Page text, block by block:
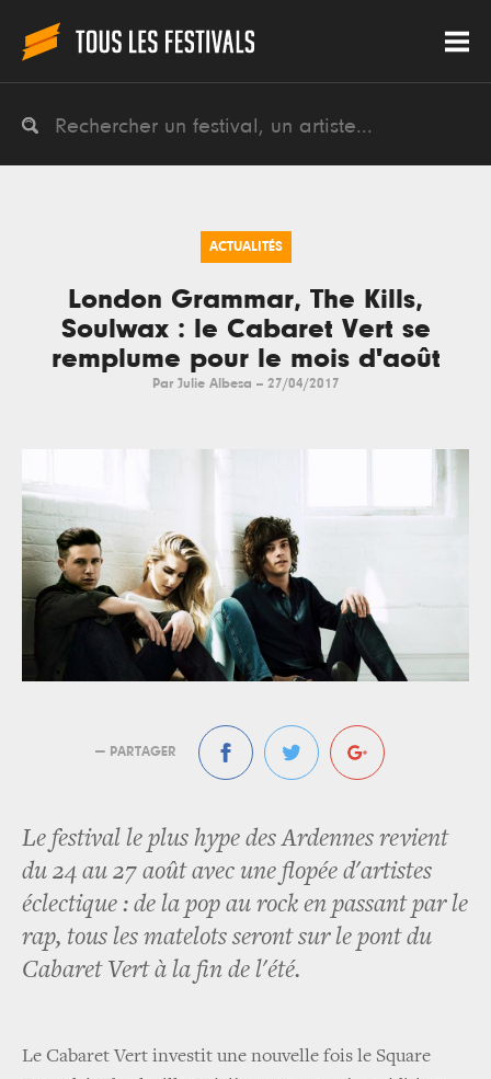
ACTUALITÉS
London Grammar, The Kills,
Soulwax : le Cabaret Vert se
remplume pour le mois d'août
Par Julie Albesa -- 27/04/2017
— PARTAGER
Le festival le plus hype des Ardennes revient
du 24 au 27 août avec une flopée d'artistes
éclectique : de la pop au rock en passant par le
rap, tous les matelots seront sur le pont du
Cabaret Vert à la fin de l'été.
Le Cabaret Vert investit une nouvelle fois le Square